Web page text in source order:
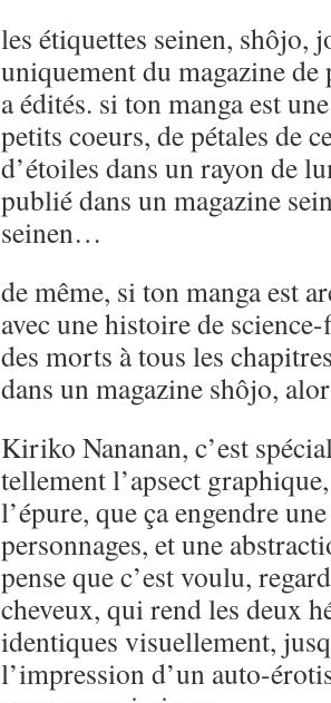
les étiquettes seinen, shôjo,
uniquement du magazine
a édités. si ton manga est
petits coeurs, de pétales de
d’étoiles dans un rayon de
publié dans un magazine
seinen…
de même, si ton manga est
avec une histoire de
des morts à tous les
dans un magazine shôjo,
Kiriko Nananan, c’est
tellement l’apsect
l’épure, que ça engendre
personnages, et une
pense que c’est voulu,
cheveux, qui rend les deux
identiques visuellement,
l’impression d’un auto-